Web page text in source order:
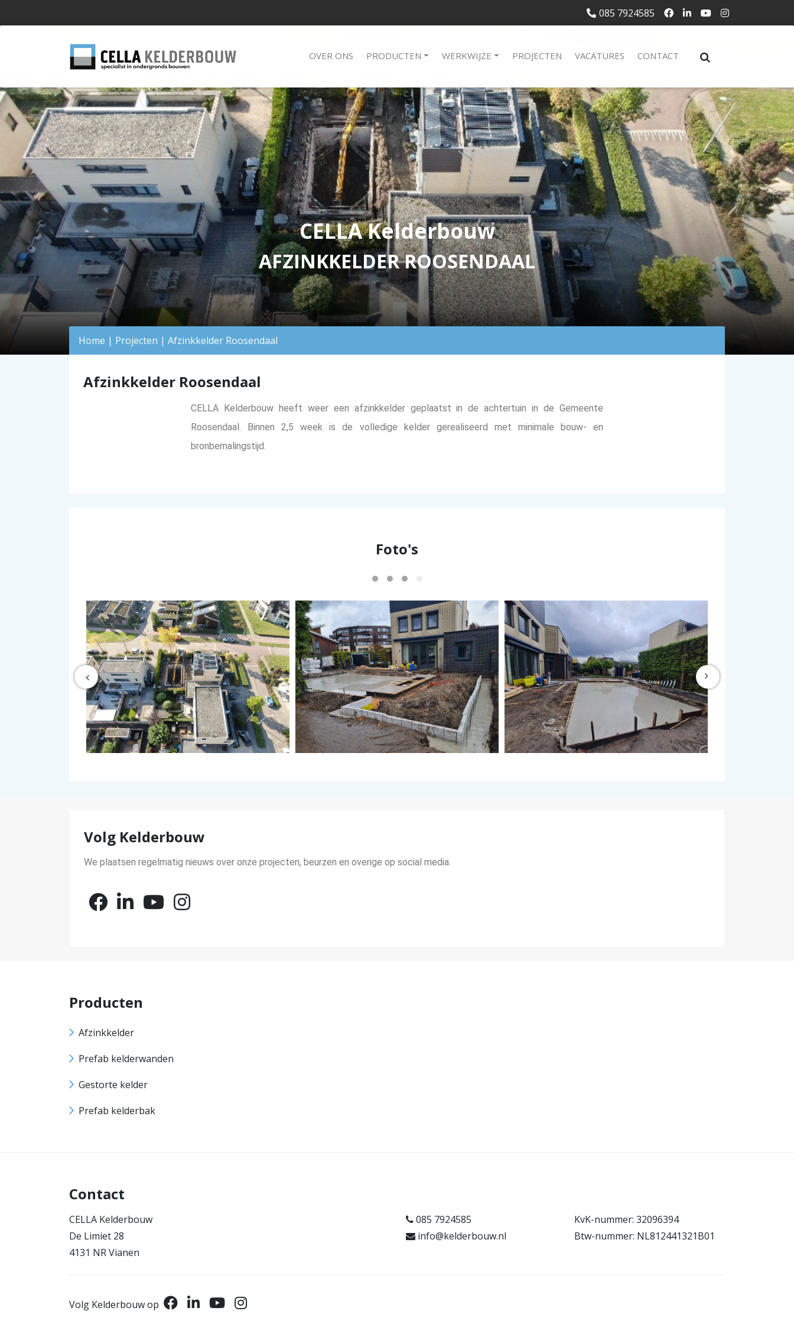
085 7924585
OVER ONS PRODUCTEN WERKWIJZE PROJECTEN VACATURES CONTACT
CELLA Kelderbouw
AFZINKKELDER ROOSENDAAL
Home | Projecten | Afzinkkelder Roosendaal
Afzinkkelder Roosendaal
CELLA Kelderbouw heeft weer een afzinkkelder geplaatst in de achtertuin in de Gemeente
Roosendaal. Binnen 2,5 week is de volledige kelder gerealiseerd met minimale bouw- en
bronbemalingstijd.
Foto's
Volg Kelderbouw
We plaatsen regelmatig nieuws over onze projecten, beurzen en overige op social media.
Producten
Afzinkkelder
Prefab kelderwanden
Gestorte kelder
Prefab kelderbak
Contact
CELLA Kelderbouw
De Limiet 28
4131 NR Vianen
085 7924585
info@kelderbouw.nl
KvK-nummer: 32096394
Btw-nummer: NL812441321B01
Volg Kelderbouw op